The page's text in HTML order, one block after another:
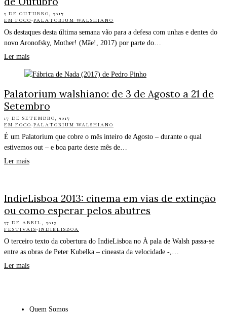
2 DE OUTUBRO, 2017
EM FOCO·PALATORIUM WALSHIANO
Os destaques desta última semana vão para a defesa com unhas e dentes do
novo Aronofsky, Mother! (Mãe!, 2017) por parte do…
Ler mais
Palatorium walshiano: de 3 de Agosto a 21 de
Setembro
17 DE SETEMBRO, 2017
EM FOCO·PALATORIUM WALSHIANO
É um Palatorium que cobre o mês inteiro de Agosto – durante o qual
estivemos out – e boa parte deste mês de…
Ler mais
IndieLisboa 2013: cinema em vias de extinção
ou como esperar pelos abutres
27 DE ABRIL, 2013
FESTIVAIS·INDIELISBOA
O terceiro texto da cobertura do IndieLisboa no À pala de Walsh passa-se
entre as obras de Peter Kubelka – cineasta da velocidade -,…
Ler mais
Quem Somos